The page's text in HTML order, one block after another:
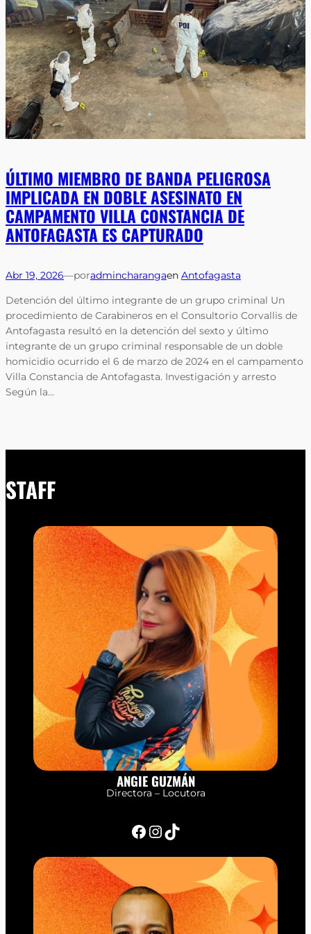
ÚLTIMO MIEMBRO DE BANDA PELIGROSA
IMPLICADA EN DOBLE ASESINATO EN
CAMPAMENTO VILLA CONSTANCIA DE
ANTOFAGASTA ES CAPTURADO
Abr 19, 2026—poradmincharangaen Antofagasta
Detención del último integrante de un grupo criminal Un
procedimiento de Carabineros en el Consultorio Corvallis de
Antofagasta resultó en la detención del sexto y último
integrante de un grupo criminal responsable de un doble
homicidio ocurrido el 6 de marzo de 2024 en el campamento
Villa Constancia de Antofagasta. Investigación y arresto
Según la…
STAFF
ANGIE GUZMÁN
Directora – Locutora
Facebook InstagramTikTok